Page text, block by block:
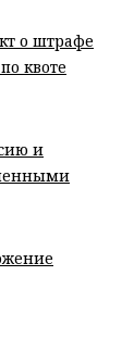
о штрафе
квоте
и